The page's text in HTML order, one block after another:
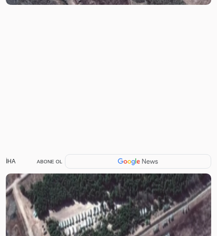
İHA ABONE OL